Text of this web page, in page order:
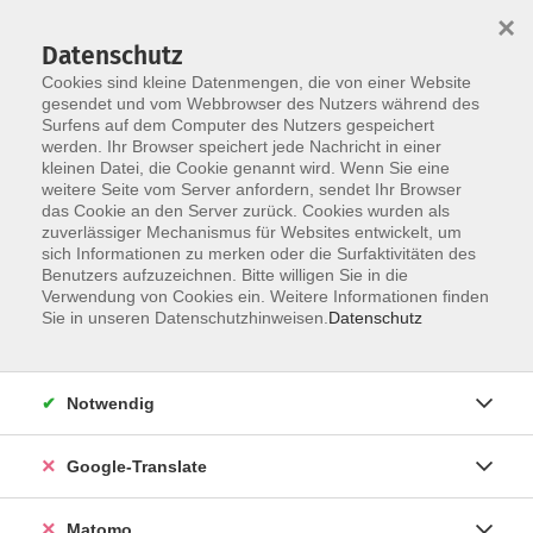
Skip to main content
You are here:
Über uns Dozent*innen
Risseh, Mahshid
Keine passenden Kurse gefunden.
Datenschutz
Cookies sind kleine Datenmengen, die von einer Website
gesendet und vom Webbrowser des Nutzers während des
Surfens auf dem Computer des Nutzers gespeichert
werden. Ihr Browser speichert jede Nachricht in einer
kleinen Datei, die Cookie genannt wird. Wenn Sie eine
weitere Seite vom Server anfordern, sendet Ihr Browser
das Cookie an den Server zurück. Cookies wurden als
zuverlässiger Mechanismus für Websites entwickelt, um
sich Informationen zu merken oder die Surfaktivitäten des
Benutzers aufzuzeichnen. Bitte willigen Sie in die
Verwendung von Cookies ein. Weitere Informationen finden
Sie in unseren Datenschutzhinweisen. Datenschutz
×
Notwendig
Google-Translate